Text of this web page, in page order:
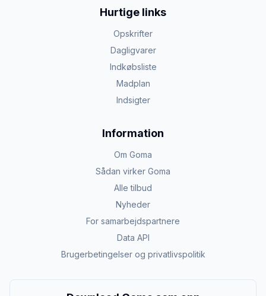
Hurtige links
Opskrifter
Dagligvarer
Indkøbsliste
Madplan
Indsigter
Information
Om Goma
Sådan virker Goma
Alle tilbud
Nyheder
For samarbejdspartnere
Data API
Brugerbetingelser og privatlivspolitik